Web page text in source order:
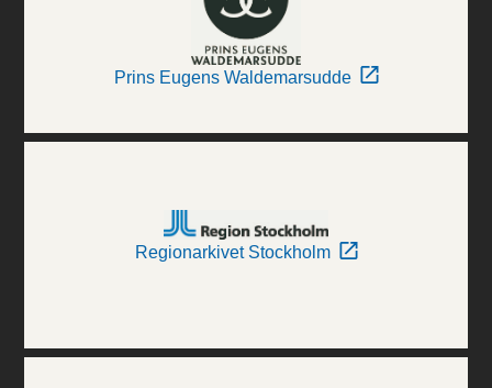
Prins Eugens Waldemarsudde
Regionarkivet Stockholm